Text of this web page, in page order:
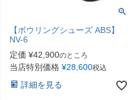
【ボウリングシューズ ABS】
NV-6
定価 ¥42,900のところ
当店特別価格 ¥28,600税込
詳細を見る